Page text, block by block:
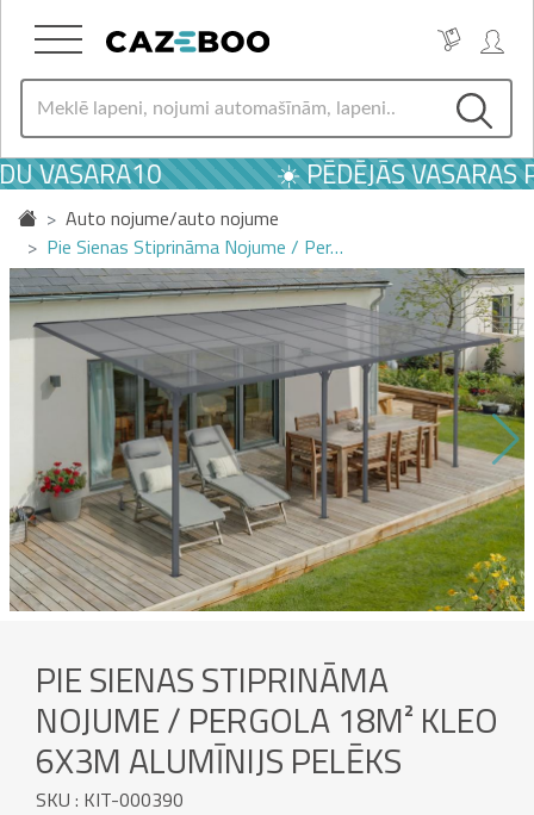
VASARA10 ☀️ PĒDĒJĀS VASARAS
Auto nojume/auto nojume
Pie Sienas Stiprināma Nojume / Per…
PIE SIENAS STIPRINĀMA
NOJUME / PERGOLA 18M² KLEO
6X3M ALUMĪNIJS PELĒKS
SKU : KIT-000390